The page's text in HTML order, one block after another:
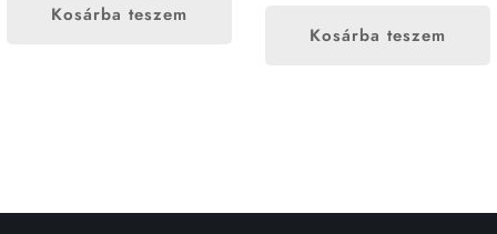
Kosárba teszem
Kosárba teszem